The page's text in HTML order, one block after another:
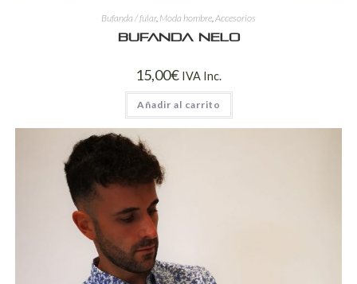
Bufanda / fular, Moda hombre Accesorios
Bufanda Nelo
15,00€ IVA Inc.
Añadir al carrito